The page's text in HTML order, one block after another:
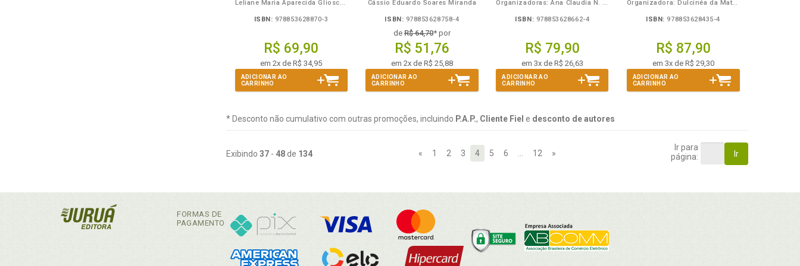
Leliane Maria Aparecida Gliosce Moreira
ISBN: 978853628870-3
R$ 69,90
em 2x de R$ 34,95
ADICIONAR AO
CARRINHO
Cássio Eduardo Soares Miranda
ISBN: 978853628758-4
de R$ 64,70* por
R$ 51,76
em 2x de R$ 25,88
ADICIONAR AO
CARRINHO
Organizadoras: Ana Claudia N. S. Wanderbroocke e Maria Sara de Lima Dias
ISBN: 978853628662-4
R$ 79,90
em 3x de R$ 26,63
ADICIONAR AO
CARRINHO
Organizadora: Dulcinéa da Mata R. Monteiro
ISBN: 978853628435-4
R$ 87,90
em 3x de R$ 29,30
ADICIONAR AO
CARRINHO
* Desconto não cumulativo com outras promoções, incluindo P.A.P., Cliente Fiel e desconto de autores
Exibindo 37- 48de 134 « 1 2 3 4 5 6 12 »
Ir para
página:
Ir
FORMAS DE
PAGAMENTO